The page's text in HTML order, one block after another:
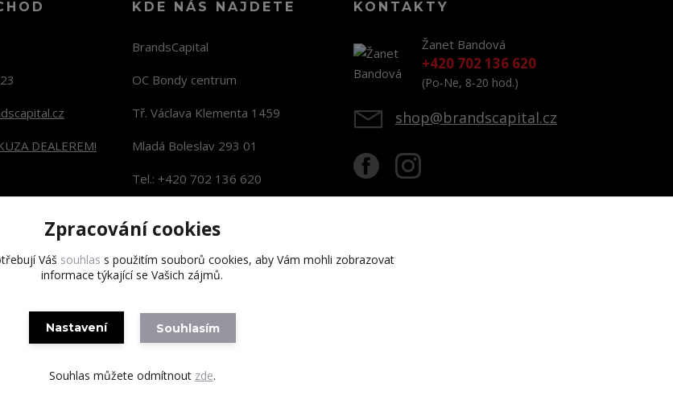
DEALEREM!
KDE NÁS NAJDETE
BrandsCapital
OC Bondy centrum
Tř. Václava Klementa 1459
Mladá Boleslav 293 01
Tel.: +420 702 136 620
KONTAKTY
Žanet Bandová
+420 702 136 620
(Po-Ne, 8-20 hod.)
shop@brandscapital.cz
Copyright 2020 BrandsCapital s.r.o.
Zpracování cookies
Váš souhlas s použitím souborů cookies, aby Vám mohli zobrazovat
informace týkající se Vašich zájmů.
Nastavení Souhlasím
Souhlas můžete odmítnout zde.